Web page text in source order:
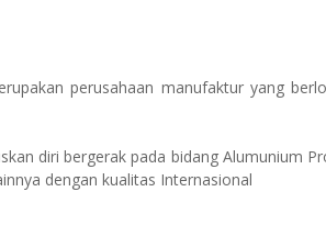
perusahaan manufaktur yang
diri bergerak pada bidang Alumunium
dengan kualitas Internasional